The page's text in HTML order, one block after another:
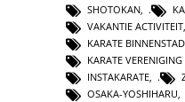
SHOTOKAN
VAKANTIE ACTIVITEIT
KARATE
KARATE
INSTAKARATE,
OSAKA-YOSHIHARU,